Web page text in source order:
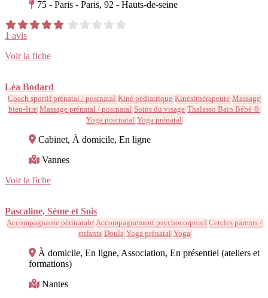
75 - Paris - Paris, 92 - Hauts-de-seine
1 avis
Voir la fiche
Léa Bodard
Coach sportif prénatal / postnatal Kiné pédiatrique Kinésithérapeute Massage
bien-être Massage prénatal / postnatal Soins du visage Thalasso Bain Bébé ®
Yoga postnatal Yoga prénatal
Cabinet, À domicile, En ligne
Vannes
Voir la fiche
Pascaline, Sème et Sois
Accompagnante périnatale Accompagnement psychocorporel Cercles parents /
enfants Doula Yoga prénatal Yoga
À domicile, En ligne, Association, En présentiel (ateliers et
formations)
Nantes